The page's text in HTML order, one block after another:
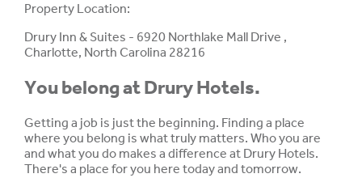
Property Location:
Drury Inn & Suites - 6920 Northlake Mall Drive ,
Charlotte, North Carolina 28216
You belong at Drury Hotels.
Getting a job is just the beginning. Finding a place
where you belong is what truly matters. Who you are
and what you do makes a difference at Drury Hotels.
There's a place for you here today and tomorrow.